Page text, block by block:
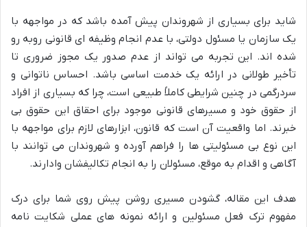
شاید برای بسیاری از شهروندان پیش آمده باشد که در مواجهه با
یک سازمان یا مسئول دولتی، با عدم انجام وظیفه ای قانونی روبه رو
شده اند. این تجربه می تواند از عدم صدور یک مجوز ضروری تا
تأخیر طولانی در ارائه یک خدمت اساسی باشد. احساس ناتوانی و
سردرگمی در چنین شرایطی کاملاً طبیعی است، چرا که بسیاری از افراد
از حقوق خود و مسیرهای قانونی موجود برای احقاق این حقوق بی
خبرند. اما واقعیت آن است که قانون، ابزارهای لازم برای مواجهه با
این نوع بی مسئولیتی ها را فراهم آورده و شهروندان می توانند با
آگاهی و اقدام به موقع، مسئولان را به انجام تکالیفشان وادارند.
هدف این مقاله، گشودن مسیری روشن پیش روی شما برای درک
مفهوم ترک فعل مسئولین و ارائه نمونه های عملی شکایت نامه